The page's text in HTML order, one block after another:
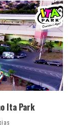
Como a Cortex seduziu Google, AWS e McDonald’s com IA para o go-to-market
Democratização do malte: Proibida utiliza estratégia de custo-benefício para o lazer do brasileiro
Ita Park